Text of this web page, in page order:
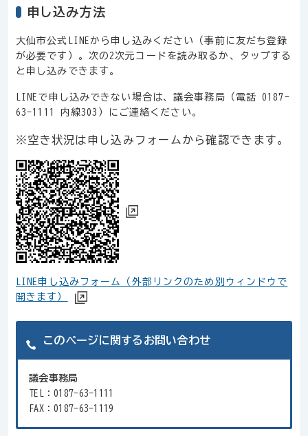
申し込み方法
大仙市公式LINEから申し込みください（事前に友だち登録
が必要です）。次の2次元コードを読み取るか、タップする
と申し込みできます。
LINEで申し込みできない場合は、議会事務局（電話 0187-
63-1111 内線303）にご連絡ください。
※空き状況は申し込みフォームから確認できます。
LINE申し込みフォーム（外部リンクのため別ウィンドウで
開きます）
このページに関するお問い合わせ
議会事務局
TEL：0187-63-1111
FAX：0187-63-1119